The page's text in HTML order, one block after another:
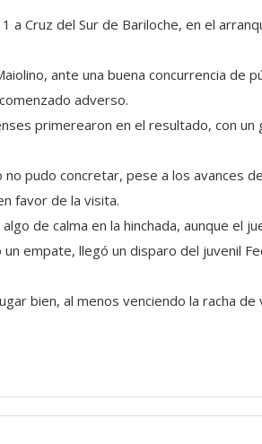
a Cruz del Sur de Bariloche, en el
ante una buena concurrencia de
adverso.
primerearon en el resultado, con
pudo concretar, pese a los avances
favor de la visita.
de calma en la hinchada, aunque el
empate, llegó un disparo del juvenil
bien, al menos venciendo la racha